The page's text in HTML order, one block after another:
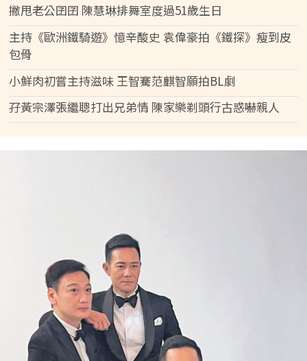
撇甩老公囝囝 陳慧琳排舞室度過51歲生日
主持《歐洲鐵騎遊》憶辛酸史 袁偉豪拍《鐵探》瘦到皮
包骨
小鮮肉初嘗主持滋味 王智騫范麒智願拍BL劇
孖黃宗澤張繼聰打出兄弟情 陳家樂剃頭行古惑嚇親人